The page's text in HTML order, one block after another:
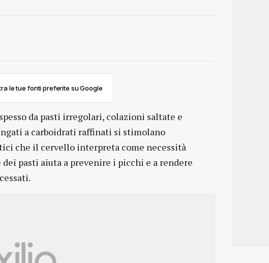
le tue fonti preferite su Google
da pasti irregolari, colazioni saltate e
a carboidrati raffinati si stimolano
che il cervello interpreta come necessità
pasti aiuta a prevenire i picchi e a rendere